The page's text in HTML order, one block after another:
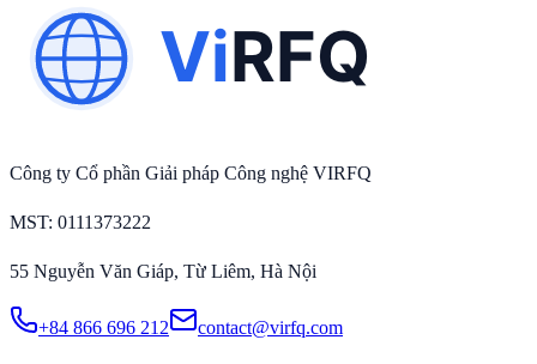
Công ty Cổ phần Giải pháp Công nghệ VIRFQ
MST: 0111373222
55 Nguyễn Văn Giáp, Từ Liêm, Hà Nội
+84 866 696 212 contact@virfq.com